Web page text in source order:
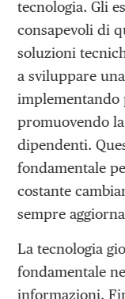
tecnologia. Gli
consapevoli di
soluzioni
a sviluppare
implementando
promuovendo
dipendenti.
fondamentale
costante
sempre
La tecnologia
fondamentale
informazioni.